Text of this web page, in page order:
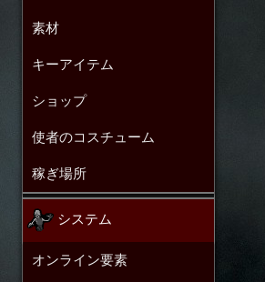
素材
キーアイテム
ショップ
使者のコスチューム
稼ぎ場所
システム
オンライン要素